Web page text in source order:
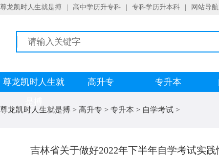
尊龙凯时人生就是搏 高中学历升专科 专科学历升本科 网站导航
尊龙凯时人生就
高升专 专升本
尊龙凯时人生就是搏 > 高升专 > 专升本 > 自学考试 >
吉林省关于做好2022年下半年自学考试实